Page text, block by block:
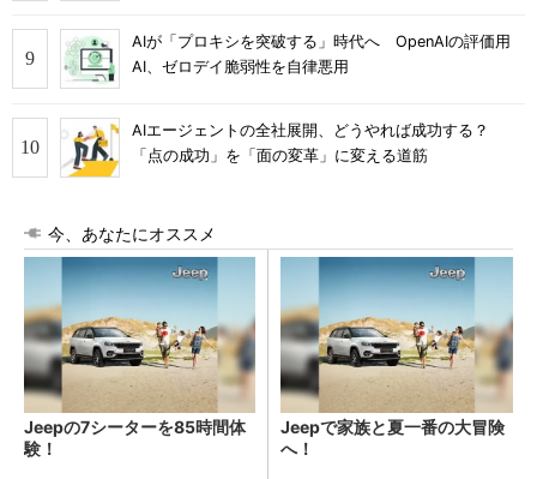
AIが「プロキシを突破する」時代へ OpenAIの評価用
AI、ゼロデイ脆弱性を自律悪用
AIエージェントの全社展開、どうやれば成功する？
「点の成功」を「面の変革」に変える道筋
今、あなたにオススメ
Jeepの7シーターを85時間体
験！
Jeepで家族と夏一番の大冒険
へ！